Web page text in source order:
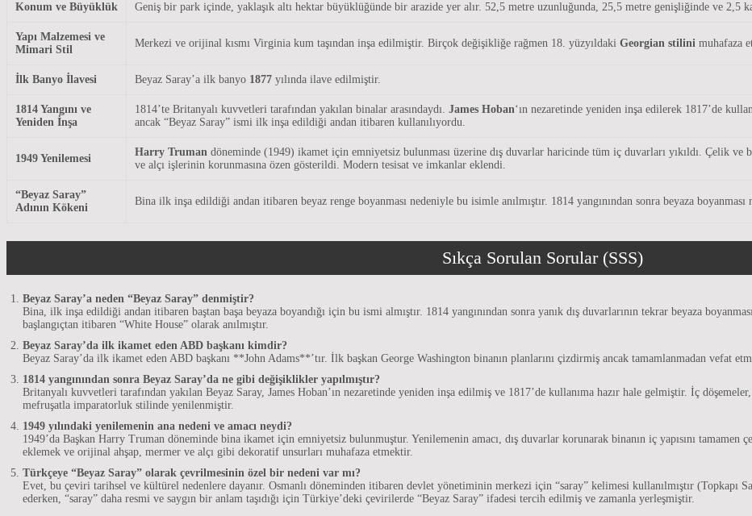
Konum ve Büyüklük Geniş bir park içinde, yaklaşık altı hektar büyüklüğünde bir arazide yer alır. 52,5 metre uzunluğunda, 25,5 metre genişliğinde ve 2,5
Yapı Malzemesi ve
Mimari Stil
Merkezi ve orijinal kısmı Virginia kum taşından inşa edilmiştir. Birçok değişikliğe rağmen 18. yüzyıldaki Georgian stilini muhafaza
İlk Banyo İlavesi Beyaz Saray’a ilk banyo 1877 yılında ilave edilmiştir.
1814 Yangını ve
Yeniden İnşa
1814’te Britanyalı kuvvetleri tarafından yakılan binalar arasındaydı. James Hoban‘ın nezaretinde yeniden inşa edilerek 1817’de
ancak “Beyaz Saray” ismi ilk inşa edildiği andan itibaren kullanılıyordu.
1949 Yenilemesi
Harry Truman döneminde (1949) ikamet için emniyetsiz bulunması üzerine dış duvarlar haricinde tüm iç duvarları yıkıldı. Çelik
ve alçı işlerinin korunmasına özen gösterildi. Modern tesisat ve imkanlar eklendi.
“Beyaz Saray”
Adının Kökeni
Bina ilk inşa edildiği andan itibaren beyaz renge boyanması nedeniyle bu isimle anılmıştır. 1814 yangınından sonra beyaza
Sıkça Sorulan Sorular (SSS)
Beyaz Saray’a neden “Beyaz Saray” denmiştir?
Bina, ilk inşa edildiği andan itibaren baştan başa beyaza boyandığı için bu ismi almıştır. 1814 yangınından sonra yanık dış duvarlarının tekrar beyaza
başlangıçtan itibaren “White House” olarak anılmıştır.
Beyaz Saray’da ilk ikamet eden ABD başkanı kimdir?
Beyaz Saray’da ilk ikamet eden ABD başkanı **John Adams**’tır. İlk başkan George Washington binanın planlarını çizdirmiş ancak tamamlanmadan vefat
1814 yangınından sonra Beyaz Saray’da ne gibi değişiklikler yapılmıştır?
Britanyalı kuvvetleri tarafından yakılan Beyaz Saray, James Hoban’ın nezaretinde yeniden inşa edilmiş ve 1817’de kullanıma hazır hale gelmiştir. İç
mefruşatla imparatorluk stilinde yenilenmiştir.
1949 yılındaki yenilemenin ana nedeni ve amacı neydi?
1949’da Başkan Harry Truman döneminde bina ikamet için emniyetsiz bulunmuştur. Yenilemenin amacı, dış duvarlar korunarak binanın iç yapısını
eklemek ve orijinal ahşap, mermer ve alçı gibi dekoratif unsurları muhafaza etmektir.
Türkçeye “Beyaz Saray” olarak çevrilmesinin özel bir nedeni var mı?
Evet, bu çeviri tarihsel ve kültürel nedenlere dayanır. Osmanlı döneminden itibaren devlet yönetiminin merkezi için “saray” kelimesi kullanılmıştır (Topkapı
ederken, “saray” daha resmi ve saygın bir anlam taşıdığı için Türkiye’deki çevirilerde “Beyaz Saray” ifadesi tercih edilmiş ve zamanla yerleşmiştir.